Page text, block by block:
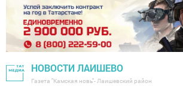
НОВОСТИ ЛАИШЕВО
Газета "Камская новь"- Лаишевский район